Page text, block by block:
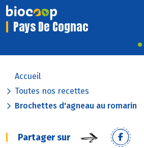
Pays De Cognac
Accueil
Toutes nos recettes
Brochettes d'agneau au romarin
Partager sur